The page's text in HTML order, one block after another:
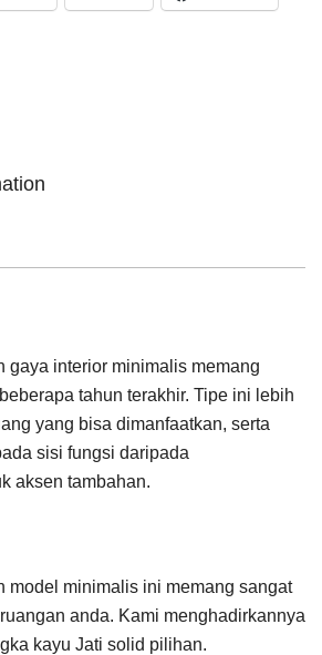
gaya interior minimalis memang
tahun terakhir. Tipe ini lebih
yang bisa dimanfaatkan, serta
sisi fungsi daripada
aksen tambahan.
model minimalis ini memang sangat
anda. Kami menghadirkannya
kayu Jati solid pilihan.